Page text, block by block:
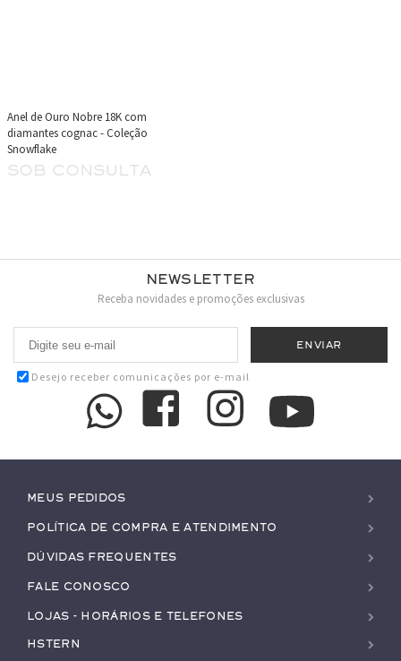
Anel de Ouro Nobre 18K com
diamantes cognac - Coleção
Snowflake
sob consulta
Newsletter
Receba novidades e promoções exclusivas
Desejo receber comunicações por e-mail
Meus pedidos
Política de Compra e Atendimento
Dúvidas Frequentes
Fale conosco
Lojas - Horários e Telefones
HStern